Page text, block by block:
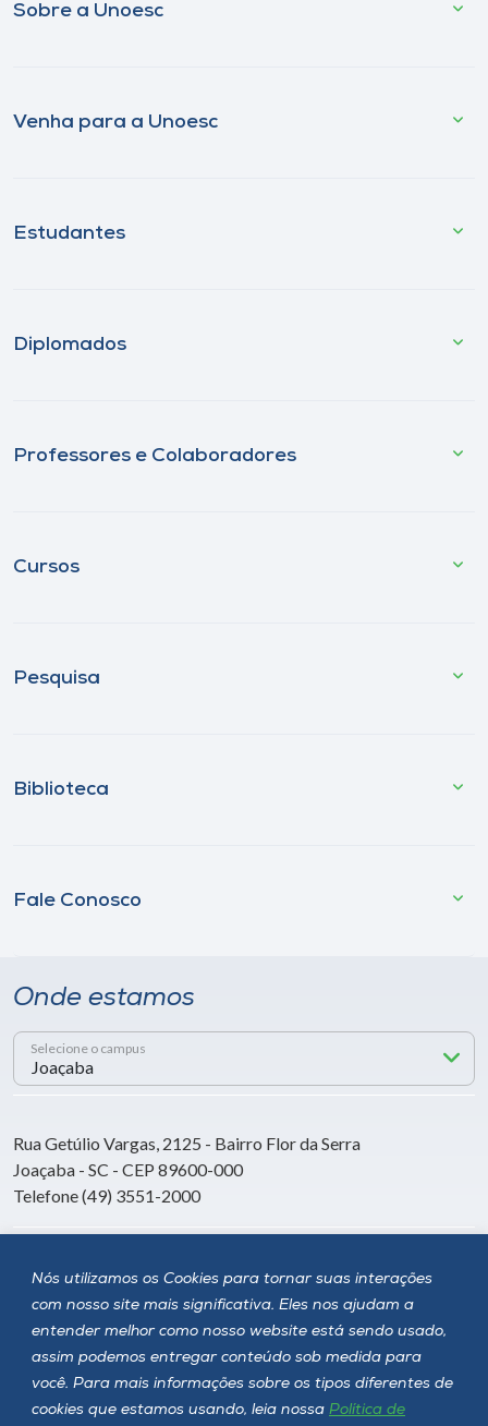
Nós utilizamos os Cookies para tornar suas interações
com nosso site mais significativa. Eles nos ajudam a
entender melhor como nosso website está sendo usado,
assim podemos entregar conteúdo sob medida para
você. Para mais informações sobre os tipos diferentes de
cookies que estamos usando, leia nossa Política de
Sobre a Unoesc
Venha para a Unoesc
Estudantes
Diplomados
Professores e Colaboradores
Cursos
Pesquisa
Biblioteca
Fale Conosco
Onde estamos
Selecione o campus
Rua Getúlio Vargas, 2125 - Bairro Flor da Serra
Joaçaba - SC - CEP 89600-000
Telefone (49) 3551-2000
Siga a Unoesc